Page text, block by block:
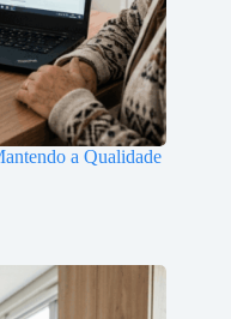
a Qualidade